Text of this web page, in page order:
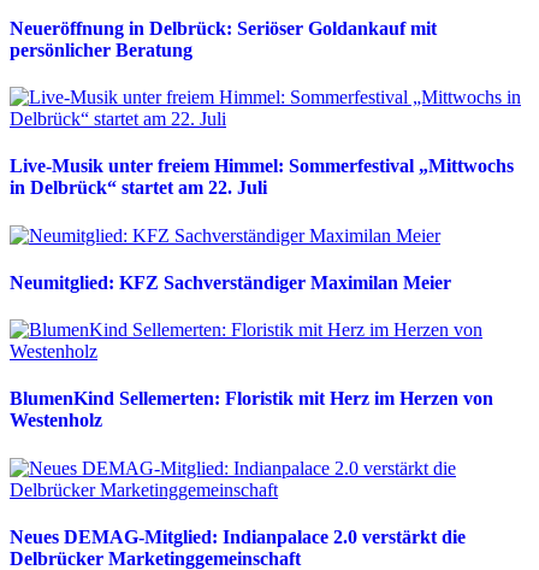
Neueröffnung in Delbrück: Seriöser Goldankauf mit
persönlicher Beratung
Live-Musik unter freiem Himmel: Sommerfestival „Mittwochs
in Delbrück“ startet am 22. Juli
Neumitglied: KFZ Sachverständiger Maximilan Meier
BlumenKind Sellemerten: Floristik mit Herz im Herzen von
Westenholz
Neues DEMAG-Mitglied: Indianpalace 2.0 verstärkt die
Delbrücker Marketinggemeinschaft